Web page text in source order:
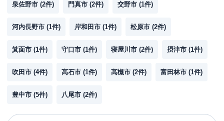
泉佐野市 (2件) 門真市 (2件) 交野市 (1件)
河内長野市 (1件) 岸和田市 (1件) 松原市 (2件)
箕面市 (1件) 守口市 (1件) 寝屋川市 (2件) 摂津市 (1件)
吹田市 (4件) 高石市 (1件) 高槻市 (2件) 富田林市 (1件)
豊中市 (5件) 八尾市 (2件)